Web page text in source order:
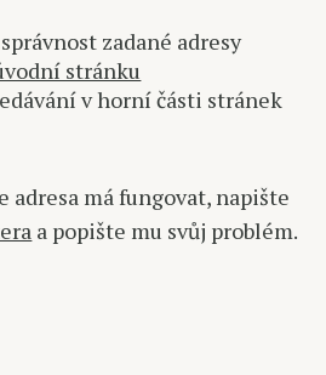
zadané adresy
stránku
v horní části stránek
adresa má fungovat, napište
a popište mu svůj problém.